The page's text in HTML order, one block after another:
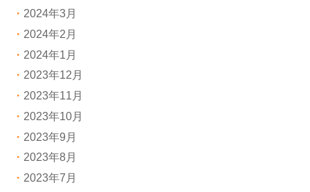
2024年3月
2024年2月
2024年1月
2023年12月
2023年11月
2023年10月
2023年9月
2023年8月
2023年7月